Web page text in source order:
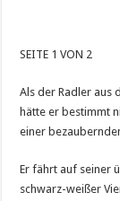
SEITE 1 VON 2
Als der Radler aus
hätte er bestimmt
einer
Er fährt auf seiner
schwarz-weißer